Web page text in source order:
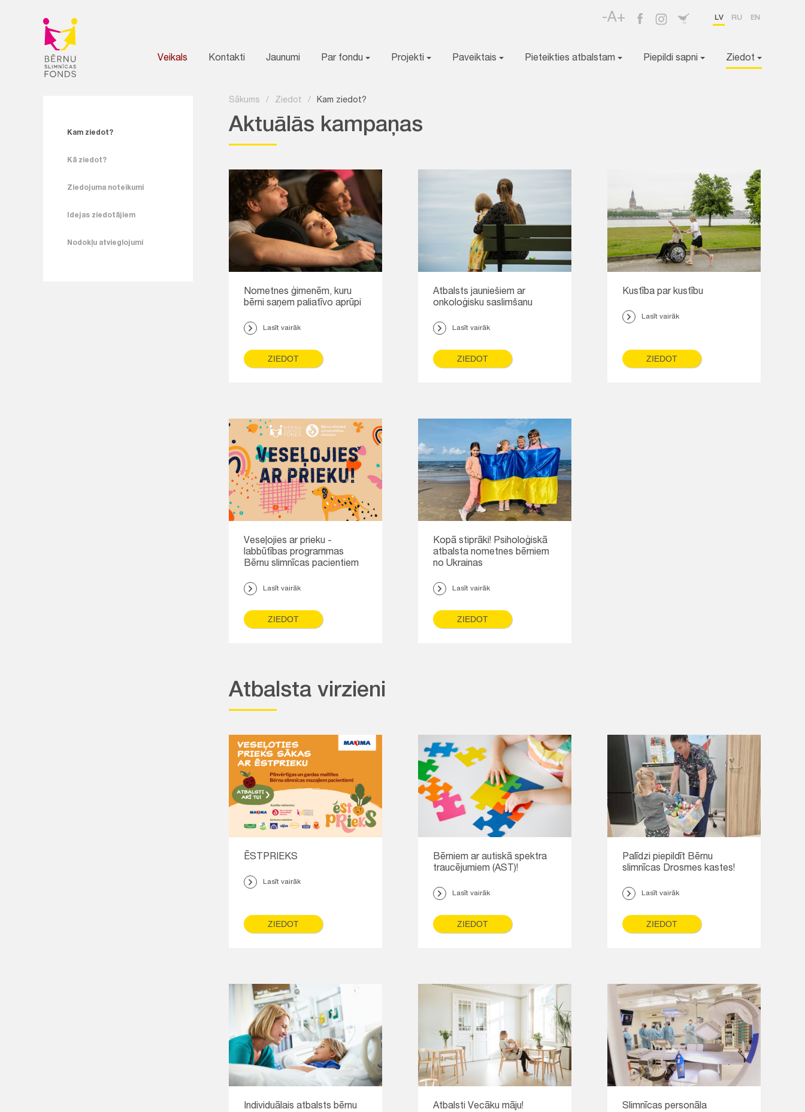
-A+ LV RU EN
Veikals Kontakti Jaunumi Par fondu Projekti Paveiktais Pieteikties atbalstam Piepildi sapni Ziedot
Kam ziedot?
Kā ziedot?
Ziedojuma noteikumi
Idejas ziedotājiem
Nodokļu atvieglojumi
Sākums / Ziedot / Kam ziedot?
Aktuālās kampaņas
Nometnes ģimenēm, kuru
bērni saņem paliatīvo aprūpi
Lasīt vairāk
ZIEDOT
Atbalsts jauniešiem ar
onkoloģisku saslimšanu
Lasīt vairāk
ZIEDOT
Kustība par kustību
Lasīt vairāk
ZIEDOT
Veseļojies ar prieku -
labbūtības programmas
Bērnu slimnīcas pacientiem
Lasīt vairāk
ZIEDOT
Kopā stiprāki! Psiholoģiskā
atbalsta nometnes bērniem
no Ukrainas
Lasīt vairāk
ZIEDOT
Atbalsta virzieni
ĒSTPRIEKS
Lasīt vairāk
ZIEDOT
Bērniem ar autiskā spektra
traucējumiem (AST)!
Lasīt vairāk
ZIEDOT
Palīdzi piepildīt Bērnu
slimnīcas Drosmes kastes!
Lasīt vairāk
ZIEDOT
Individuālais atbalsts bērnu
Atbalsti Vecāku māju!
Slimnīcas personāla